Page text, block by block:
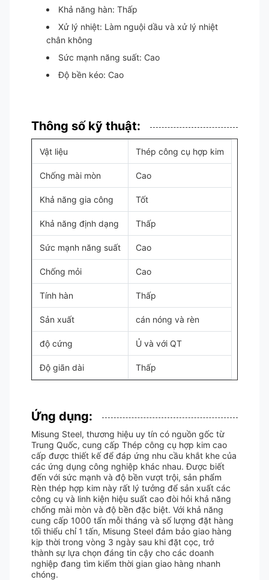
Khả năng hàn: Thấp
Xử lý nhiệt: Làm nguội dầu và xử lý nhiệt
chân không
Sức mạnh năng suất: Cao
Độ bền kéo: Cao
Thông số kỹ thuật:
Vật liệu Thép công cụ hợp kim
Chống mài mòn Cao
Khả năng gia công Tốt
Khả năng định dạng Thấp
Sức mạnh năng suất Cao
Chống mỏi Cao
Tính hàn Thấp
Sản xuất cán nóng và rèn
độ cứng Ủ và với QT
Độ giãn dài Thấp
Ứng dụng:
Misung Steel, thương hiệu uy tín có nguồn gốc từ
Trung Quốc, cung cấp Thép công cụ hợp kim cao
cấp được thiết kế để đáp ứng nhu cầu khắt khe của
các ứng dụng công nghiệp khác nhau. Được biết
đến với sức mạnh và độ bền vượt trội, sản phẩm
Rèn thép hợp kim này rất lý tưởng để sản xuất các
công cụ và linh kiện hiệu suất cao đòi hỏi khả năng
chống mài mòn và độ bền đặc biệt. Với khả năng
cung cấp 1000 tấn mỗi tháng và số lượng đặt hàng
tối thiểu chỉ 1 tấn, Misung Steel đảm bảo giao hàng
kịp thời trong vòng 3 ngày sau khi đặt cọc, trở
thành sự lựa chọn đáng tin cậy cho các doanh
nghiệp đang tìm kiếm thời gian giao hàng nhanh
chóng.